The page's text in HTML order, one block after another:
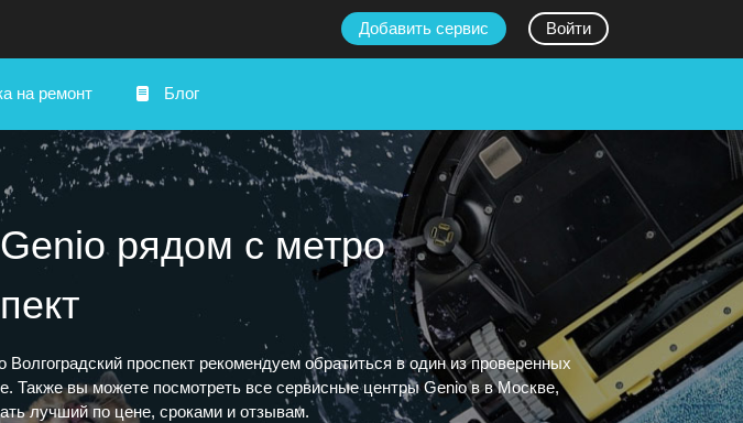
Добавить сервис Войти
на ремонт Блог
рядом с метро
проспект рекомендуем обратиться в один из проверенных
Также вы можете посмотреть все сервисные центры Genio в в Москве,
лучший по цене, сроками и отзывам.